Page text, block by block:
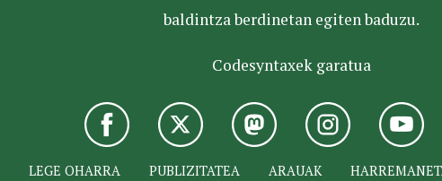
baldintza berdinetan egiten baduzu.
Codesyntaxek garatua
LEGE OHARRA PUBLIZITATEA ARAUAK